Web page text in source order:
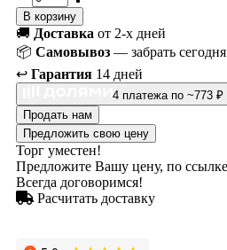
В корзину
🚚 Доставка от 2-х дней
📦 Самовывоз — забрать сегодня
↩️ Гарантия 14 дней
4 платежа по ~773 ₽
Продать нам
Предложить свою цену
Торг уместен!
Предложите Вашу цену, по
Всегда договоримся!
Расчитать доставку